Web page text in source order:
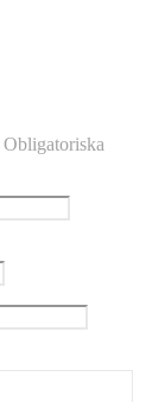
Obligatoriska